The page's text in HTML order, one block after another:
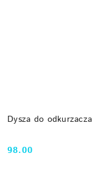
Dysza do
Cena:
98.00